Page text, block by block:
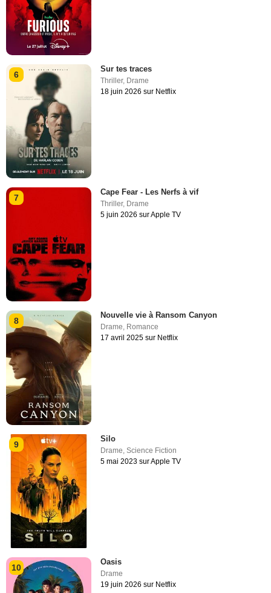
6
Sur tes traces
Thriller, Drame
18 juin 2026 sur Netflix
7
Cape Fear - Les Nerfs à vif
Thriller, Drame
5 juin 2026 sur Apple TV
8
Nouvelle vie à Ransom Canyon
Drame, Romance
17 avril 2025 sur Netflix
9
Silo
Drame ,Science Fiction
5 mai 2023 sur Apple TV
10
Oasis
Drame
19 juin 2026 sur Netflix